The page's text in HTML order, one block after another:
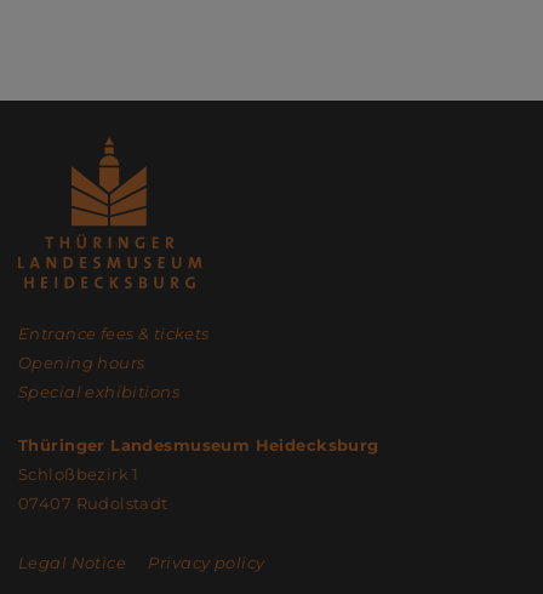
Entrance fees & tickets
Opening hours
Special exhibitions
Thüringer Landesmuseum Heidecksburg
Schloßbezirk 1
07407 Rudolstadt
Legal Notice Privacy policy